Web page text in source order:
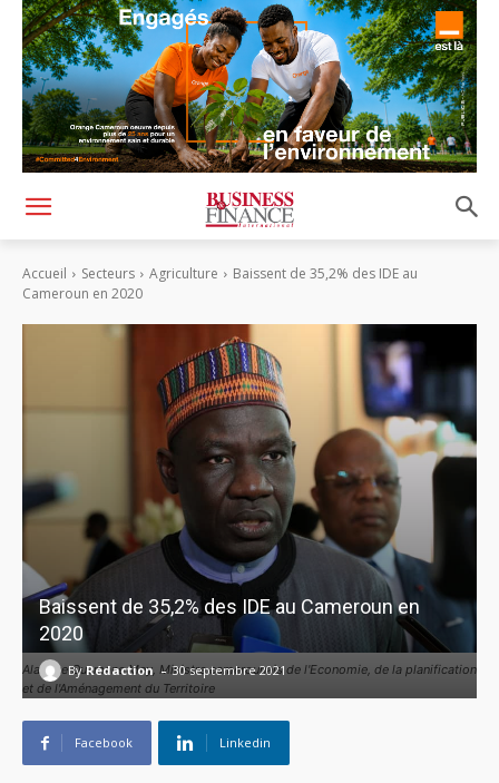
Accueil Secteurs Agriculture
Baissent de 35,2% des IDE au
Cameroun en 2020
Alamine Ousmane Mey, Ministre camerounais de l'Economie, de la planification
et de l'Aménagement du Territoire
Baissent de 35,2% des IDE au Cameroun en
2020
By Rédaction - 30 septembre 2021
Facebook Linkedin